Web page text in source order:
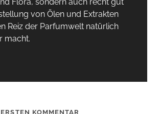
von Ölen und Extrakten
Reiz der Parfumwelt natürlich
macht.
KOMMENTAR